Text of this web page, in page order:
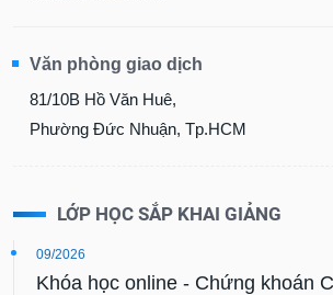
Văn phòng giao dịch
81/10B Hồ Văn Huê,
Phường Đức Nhuận, Tp.HCM
LỚP HỌC SẮP KHAI GIẢNG
09/2026
Khóa học online - Chứng khoán